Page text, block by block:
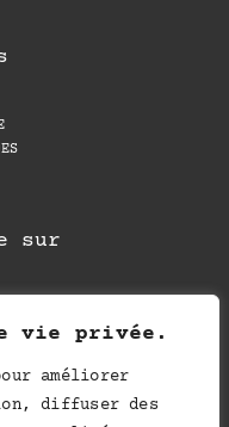
vie privée.
améliorer
diffuser des
sur